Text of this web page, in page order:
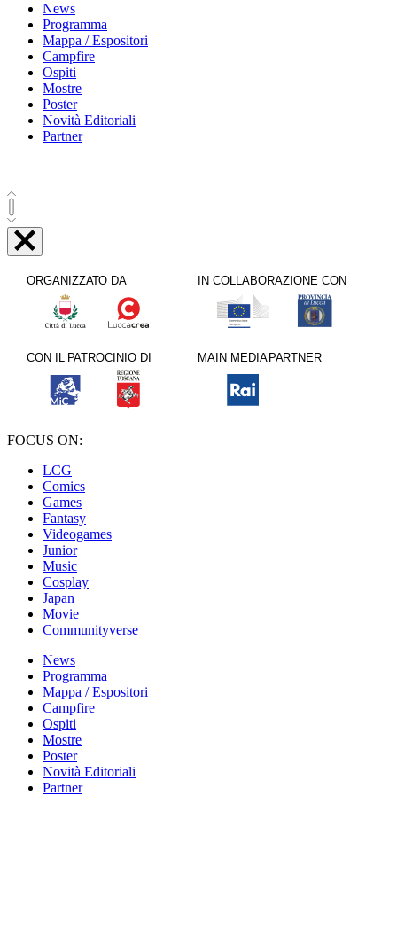
News
Programma
Mappa / Espositori
Campfire
Ospiti
Mostre
Poster
Novità Editoriali
Partner
FOCUS ON:
LCG
Comics
Games
Fantasy
Videogames
Junior
Music
Cosplay
Japan
Movie
Communityverse
News
Programma
Mappa / Espositori
Campfire
Ospiti
Mostre
Poster
Novità Editoriali
Partner